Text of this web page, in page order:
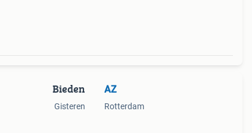
Bieden
Gisteren
AZ
Rotterdam